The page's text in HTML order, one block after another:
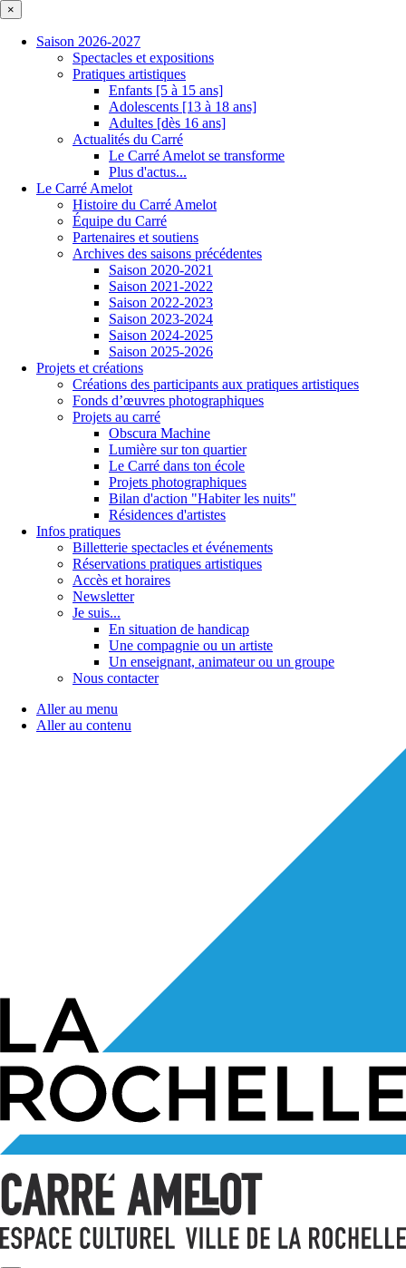
×
Saison 2026-2027
Spectacles et expositions
Pratiques artistiques
Enfants [5 à 15 ans]
Adolescents [13 à 18 ans]
Adultes [dès 16 ans]
Actualités du Carré
Le Carré Amelot se transforme
Plus d'actus...
Le Carré Amelot
Histoire du Carré Amelot
Équipe du Carré
Partenaires et soutiens
Archives des saisons précédentes
Saison 2020-2021
Saison 2021-2022
Saison 2022-2023
Saison 2023-2024
Saison 2024-2025
Saison 2025-2026
Projets et créations
Créations des participants aux pratiques artistiques
Fonds d’œuvres photographiques
Projets au carré
Obscura Machine
Lumière sur ton quartier
Le Carré dans ton école
Projets photographiques
Bilan d'action "Habiter les nuits"
Résidences d'artistes
Infos pratiques
Billetterie spectacles et événements
Réservations pratiques artistiques
Accès et horaires
Newsletter
Je suis...
En situation de handicap
Une compagnie ou un artiste
Un enseignant, animateur ou un groupe
Nous contacter
Aller au menu
Aller au contenu